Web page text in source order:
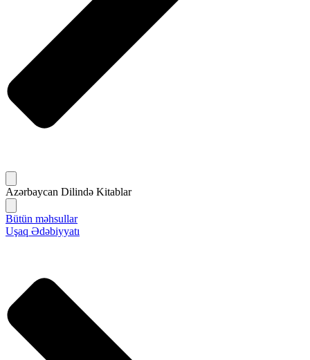
Azərbaycan Dilində Kitablar
Bütün məhsullar
Uşaq Ədəbiyyatı